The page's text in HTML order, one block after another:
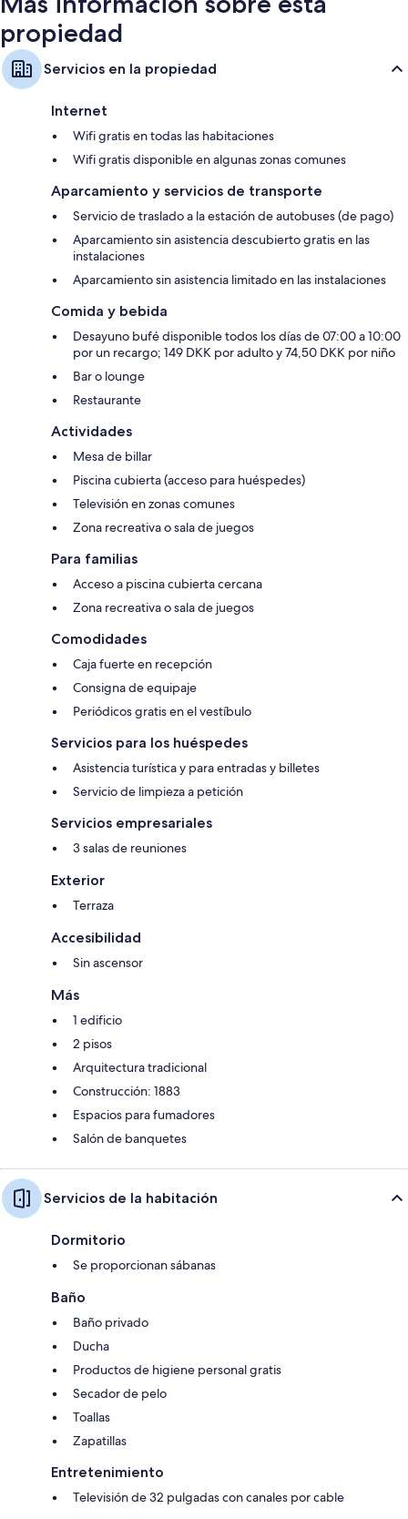
propiedad
Servicios en la propiedad
Internet
Wifi gratis en todas las habitaciones
Wifi gratis disponible en algunas zonas comunes
Aparcamiento y servicios de transporte
Servicio de traslado a la estación de autobuses (de pago)
Aparcamiento sin asistencia descubierto gratis en las
instalaciones
Aparcamiento sin asistencia limitado en las instalaciones
Comida y bebida
Desayuno bufé disponible todos los días de 07:00 a 10:00
por un recargo; 149 DKK por adulto y 74,50 DKK por niño
Bar o lounge
Restaurante
Actividades
Mesa de billar
Piscina cubierta (acceso para huéspedes)
Televisión en zonas comunes
Zona recreativa o sala de juegos
Para familias
Acceso a piscina cubierta cercana
Zona recreativa o sala de juegos
Comodidades
Caja fuerte en recepción
Consigna de equipaje
Periódicos gratis en el vestíbulo
Servicios para los huéspedes
Asistencia turística y para entradas y billetes
Servicio de limpieza a petición
Servicios empresariales
3 salas de reuniones
Exterior
Terraza
Accesibilidad
Sin ascensor
Más
1 edificio
2 pisos
Arquitectura tradicional
Construcción: 1883
Espacios para fumadores
Salón de banquetes
Servicios de la habitación
Dormitorio
Se proporcionan sábanas
Baño
Baño privado
Ducha
Productos de higiene personal gratis
Secador de pelo
Toallas
Zapatillas
Entretenimiento
Televisión de 32 pulgadas con canales por cable